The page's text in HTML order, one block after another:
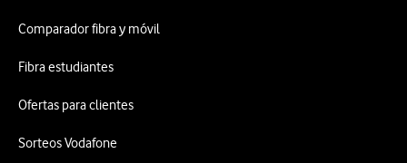
Comparador fibra y móvil
Fibra estudiantes
Ofertas para clientes
Sorteos Vodafone